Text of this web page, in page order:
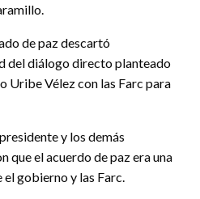
de paz descartó
del diálogo directo planteado
Uribe Vélez con las Farc para
y los demás
que el acuerdo de paz era una
gobierno y las Farc.